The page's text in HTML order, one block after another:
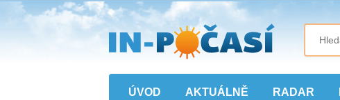
Přejít
na
hlavní
obsah
ÚVOD AKTUÁLNĚ RADAR